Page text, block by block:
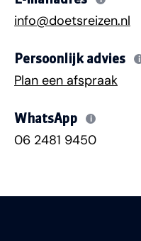
info@doetsreizen.nl
Persoonlijk advies i
Plan een afspraak
WhatsApp i
06 2481 9450